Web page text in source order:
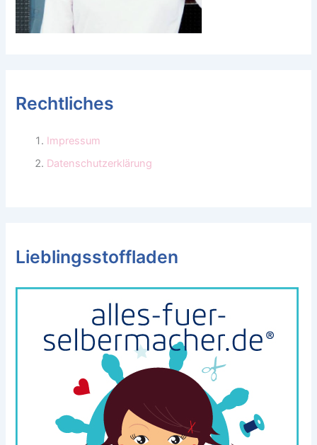
Rechtliches
Impressum
Datenschutzerklärung
Lieblingsstoffladen